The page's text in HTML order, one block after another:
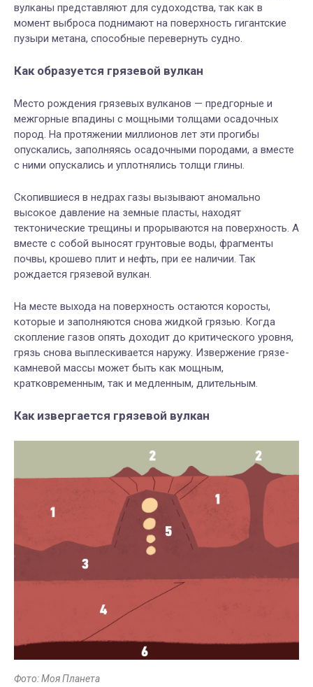
вулканы представляют для судоходства, так как в
момент выброса поднимают на поверхность гигантские
пузыри метана, способные перевернуть судно.
Как образуется грязевой вулкан
Место рождения грязевых вулканов — предгорные и
межгорные впадины с мощными толщами осадочных
пород. На протяжении миллионов лет эти прогибы
опускались, заполняясь осадочными породами, а вместе
с ними опускались и уплотнялись толщи глины.
Скопившиеся в недрах газы вызывают аномально
высокое давление на земные пласты, находят
тектонические трещины и прорываются на поверхность. А
вместе с собой выносят грунтовые воды, фрагменты
почвы, крошево плит и нефть, при ее наличии. Так
рождается грязевой вулкан.
На месте выхода на поверхность остаются коросты,
которые и заполняются снова жидкой грязью. Когда
скопление газов опять доходит до критического уровня,
грязь снова выплескивается наружу. Извержение грязе-
камневой массы может быть как мощным,
кратковременным, так и медленным, длительным.
Как извергается грязевой вулкан
Фото: Моя Планета